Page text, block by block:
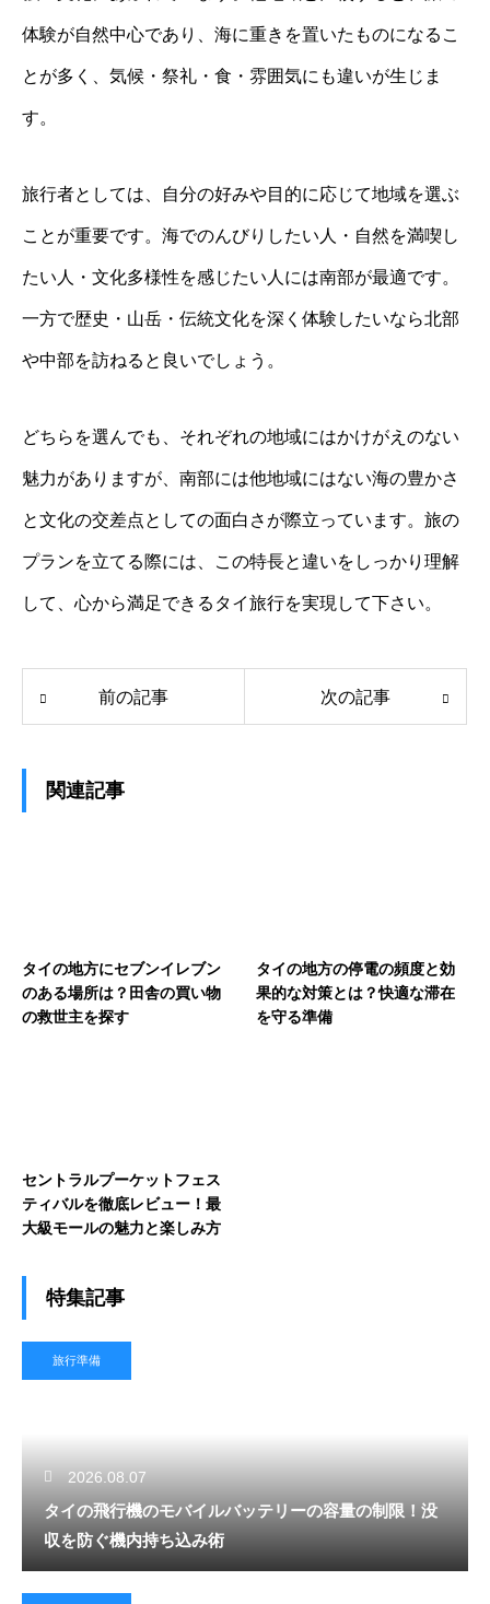
体験が自然中心であり、海に重きを置いたものになるこ
とが多く、気候・祭礼・食・雰囲気にも違いが生じま
す。
旅行者としては、自分の好みや目的に応じて地域を選ぶ
ことが重要です。海でのんびりしたい人・自然を満喫し
たい人・文化多様性を感じたい人には南部が最適です。
一方で歴史・山岳・伝統文化を深く体験したいなら北部
や中部を訪ねると良いでしょう。
どちらを選んでも、それぞれの地域にはかけがえのない
魅力がありますが、南部には他地域にはない海の豊かさ
と文化の交差点としての面白さが際立っています。旅の
プランを立てる際には、この特長と違いをしっかり理解
して、心から満足できるタイ旅行を実現して下さい。
前の記事 次の記事
関連記事
タイの地方にセブンイレブン
のある場所は？田舎の買い物
の救世主を探す
タイの地方の停電の頻度と効
果的な対策とは？快適な滞在
を守る準備
セントラルプーケットフェス
ティバルを徹底レビュー！最
大級モールの魅力と楽しみ方
特集記事
旅行準備
2026.08.07
タイの飛行機のモバイルバッテリーの容量の制限！没
収を防ぐ機内持ち込み術